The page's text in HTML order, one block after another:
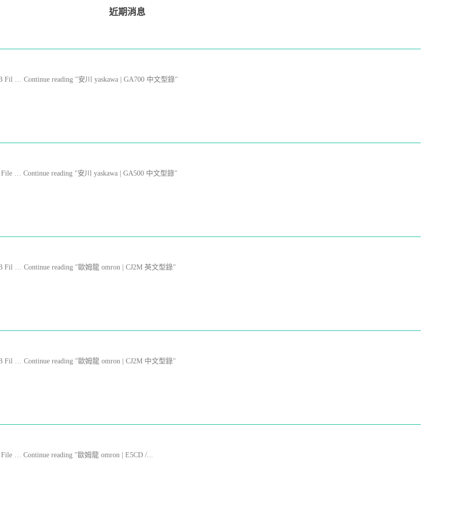
近期消息
Fil … Continue reading "安川 yaskawa | GA700 中文型錄"
… Continue reading "安川 yaskawa | GA500 中文型錄"
Fil … Continue reading "歐姆龍 omron | CJ2M 英文型錄"
Fil … Continue reading "歐姆龍 omron | CJ2M 中文型錄"
… Continue reading "歐姆龍 omron | E5CD /...